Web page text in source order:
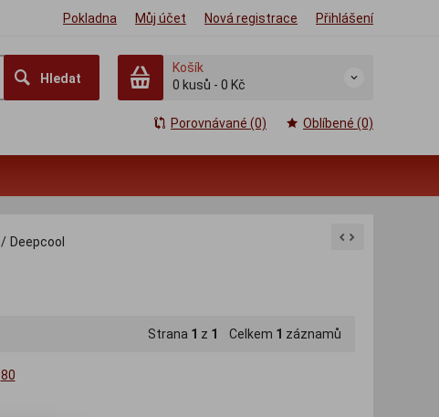
Pokladna Můj účet Nová registrace Přihlášení
Hledat
Košík
0 kusů - 0 Kč
Porovnávané (0) Oblíbené (0)
/ Deepcool
Strana 1 z 1 Celkem 1 záznamů
80